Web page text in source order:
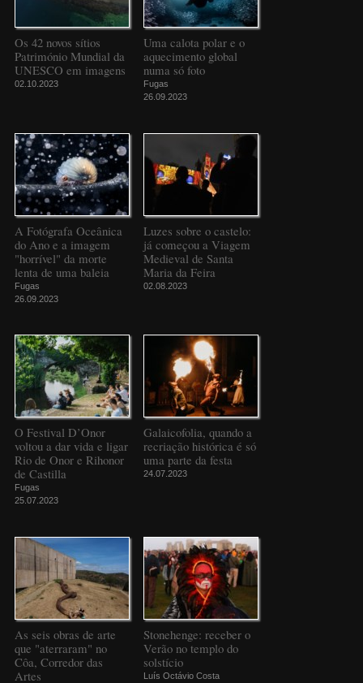
Os 42 novos sítios
Património Mundial da
UNESCO em imagens
02.10.2023
Uma calota polar e o
aquecimento global
numa só foto
Fugas
26.09.2023
A Fotógrafa Oceânica
do Ano e a imagem
"horrível" da morte
lenta de uma baleia
Fugas
26.09.2023
Luzes sobre o castelo:
já começou a Viagem
Medieval de Santa
Maria da Feira
02.08.2023
O Festival D’Onor
voltou a dar vida e ligar
Rio de Onor e Rihonor
de Castilla
Fugas
25.07.2023
Galaicofolia, quando a
recriação histórica é só
uma parte da festa
24.07.2023
As seis obras de arte
que "aterraram" no
Côa, Corredor das
Artes
Stonehenge: receber o
Verão no templo do
solstício
Luís Octávio Costa